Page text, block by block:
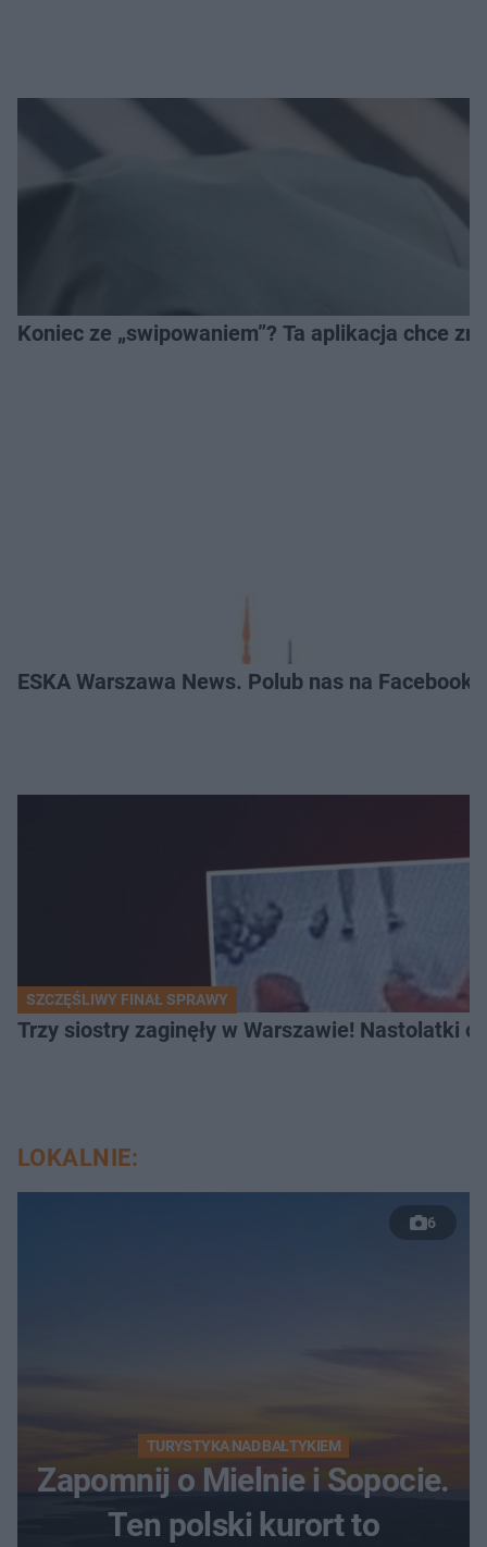
Koniec ze „swipowaniem”? Ta aplikacja chce
ESKA Warszawa News. Polub nas na
SZCZĘŚLIWY FINAŁ SPRAWY
Trzy siostry zaginęły w Warszawie! Nastolatki
LOKALNIE:
6
TURYSTYKA NAD BAŁTYKIEM
Zapomnij o Mielnie i Sopocie.
Ten polski kurort to